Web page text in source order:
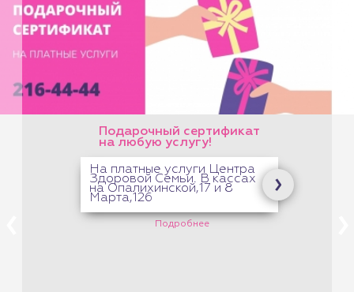
Подарочный сертификат
на любую услугу!
На платные услуги Центра
Здоровой Семьи. В кассах
на Опалихинской,17 и 8
Марта,126
Подробнее